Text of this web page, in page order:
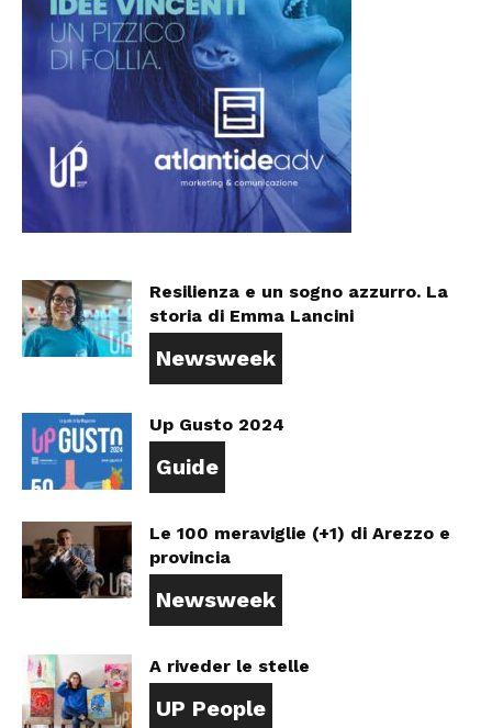
Resilienza e un sogno azzurro. La
storia di Emma Lancini
Newsweek
Up Gusto 2024
Guide
Le 100 meraviglie (+1) di Arezzo e
provincia
Newsweek
A riveder le stelle
UP People